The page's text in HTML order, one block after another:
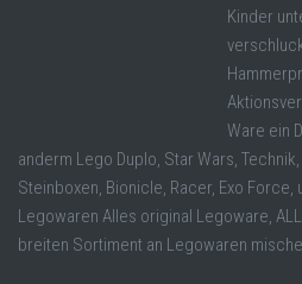
Kinder
Ware ein
anderm Lego Duplo, Star Wars,
Steinboxen, Bionicle, Racer, Exo
Legowaren Alles original Legoware,
breiten Sortiment an Legowaren